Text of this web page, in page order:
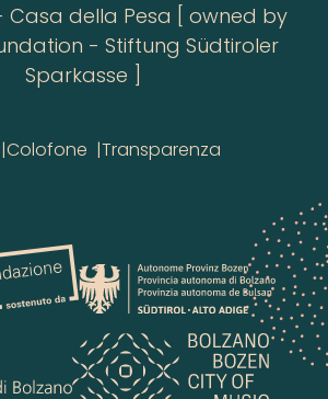
della Pesa [ owned by
- Stiftung Südtiroler
Sparkasse ]
Colofone Transparenza